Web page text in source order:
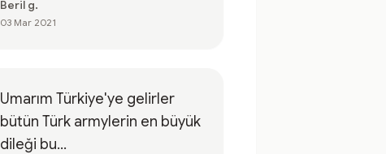
Beril g.
03 Mar 2021
Umarım Türkiye'ye gelirler
bütün Türk armylerin en büyük
dileği bu...